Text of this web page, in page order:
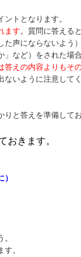
トとなります。
ます。質問に答える
声にならないよう
など）をされた場
答えの内容よりもそ
ないように注意して
りと答えを準備して
おきます。
。